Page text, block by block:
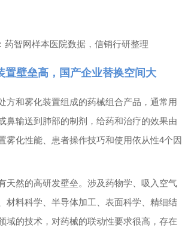
药智网样本医院数据，信销行研整理
置壁垒高，国产企业替换空间大
方和雾化装置组成的药械组合产品，通常用
鼻输送到肺部的制剂，给药和治疗的效果由
雾化性能、患者操作技巧和使用依从性4个因
天然的高研发壁垒。涉及药物学、吸入空气
材料科学、半导体加工、表面科学、精细结
域的技术，对药械的联动性要求很高，存在